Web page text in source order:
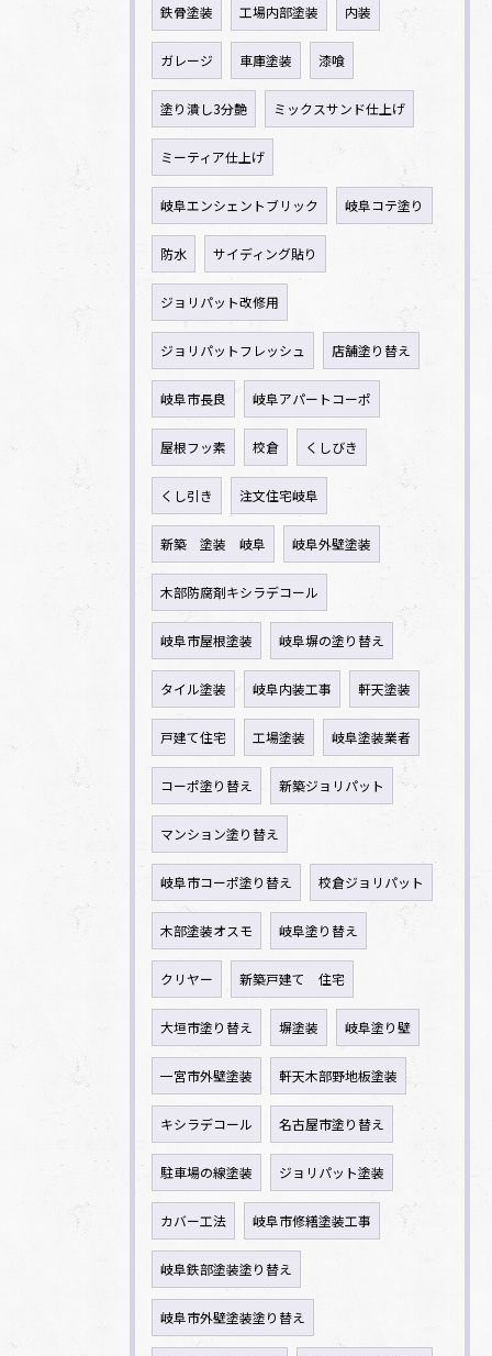
鉄骨塗装 工場内部塗装 内装
ガレージ 車庫塗装 漆喰
塗り潰し3分艶 ミックスサンド仕上げ
ミーティア仕上げ
岐阜エンシェントブリック 岐阜コテ塗り
防水 サイディング貼り
ジョリパット改修用
ジョリパットフレッシュ 店舗塗り替え
岐阜市長良 岐阜アパートコーポ
屋根フッ素 校倉 くしびき
くし引き 注文住宅岐阜
新築 塗装 岐阜 岐阜外壁塗装
木部防腐剤キシラデコール
岐阜市屋根塗装 岐阜塀の塗り替え
タイル塗装 岐阜内装工事 軒天塗装
戸建て住宅 工場塗装 岐阜塗装業者
コーポ塗り替え 新築ジョリパット
マンション塗り替え
岐阜市コーポ塗り替え 校倉ジョリパット
木部塗装オスモ 岐阜塗り替え
クリヤー 新築戸建て 住宅
大垣市塗り替え 塀塗装 岐阜塗り壁
一宮市外壁塗装 軒天木部野地板塗装
キシラデコール 名古屋市塗り替え
駐車場の線塗装 ジョリパット塗装
カバー工法 岐阜市修繕塗装工事
岐阜鉄部塗装塗り替え
岐阜市外壁塗装塗り替え